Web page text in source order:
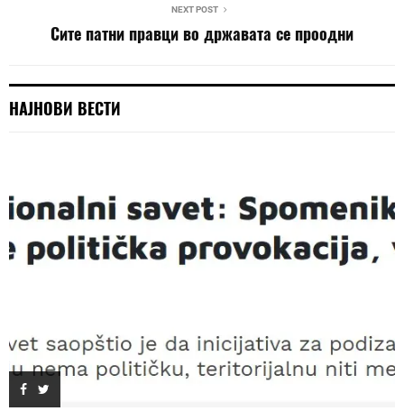
NEXT POST
Сите патни правци во државата се проодни
НАЈНОВИ ВЕСТИ